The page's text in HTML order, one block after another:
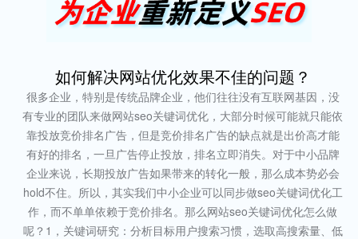
如何解决网站优化效果不佳的问题？
很多企业，特别是传统品牌企业，他们往往没有互联网基因，没
有专业的团队来做网站seo关键词优化，大部分时候可能就只能依
靠投放竞价排名广告，但是竞价排名广告的缺点就是出价高才能
有好的排名，一旦广告停止投放，排名立即消失。对于中小品牌
企业来说，长期投放广告如果带来的转化一般，那么成本势必会
hold不住。所以，其实我们中小企业可以同步做seo关键词优化工
作，而不单单依赖于竞价排名。那么网站seo关键词优化怎么做
呢？1，关键词研究：分析目标用户搜索习惯，选取高搜索量、低